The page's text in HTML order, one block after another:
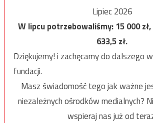
Lipiec 2026
W lipcu potrzebowaliśmy:15 000
633,5zł.
Dziękujemy! i zachęcamy do dalszego
fundacji.
Masz świadomość tego jak ważne
niezależnych ośrodków medialnych?
wspieraj nas już od